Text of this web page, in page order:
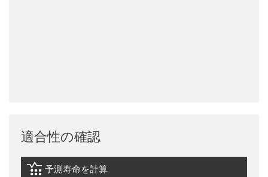
適合性の確認
igus-icon-lebensdauerrechner
予測寿命を計算